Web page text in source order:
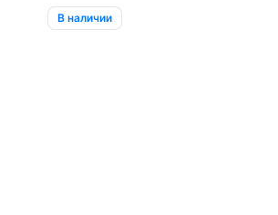
В наличии